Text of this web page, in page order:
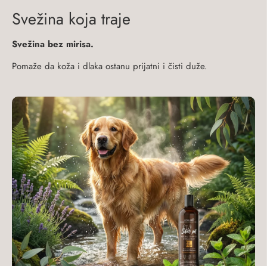
Svežina koja traje
Svežina bez mirisa.
Pomaže da koža i dlaka ostanu prijatni i čisti duže.